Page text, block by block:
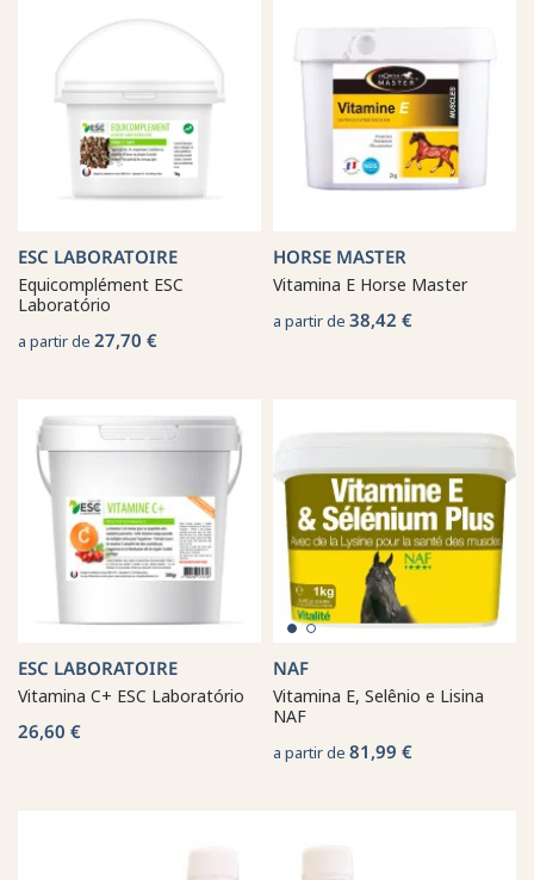
ESC LABORATOIRE
Equicomplément ESC
Laboratório
a partir de 27,70 €
HORSE MASTER
Vitamina E Horse Master
a partir de 38,42 €
ESC LABORATOIRE
Vitamina C+ ESC Laboratório
26,60 €
NAF
Vitamina E, Selênio e Lisina
NAF
a partir de 81,99 €